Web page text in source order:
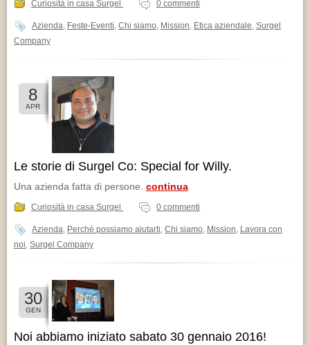
Curiosità in casa Surgel 0 commenti
Azienda Feste-Eventi Chi siamo Mission Etica aziendale Surgel
Company
8
APR
Le storie di Surgel Co: Special for Willy.
Una azienda fatta di persone. continua
Curiosità in casa Surgel 0 commenti
Azienda Perchè possiamo aiutarti Chi siamo Mission
Lavora con
noi Surgel Company
30
GEN
Noi abbiamo iniziato sabato 30 gennaio 2016!